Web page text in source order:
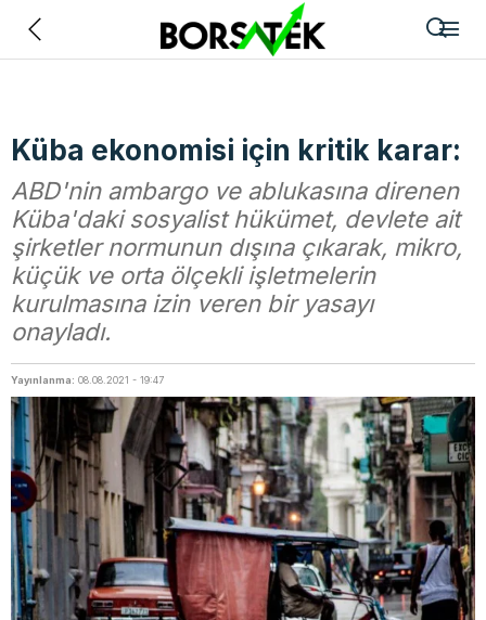
Küba ekonomisi için kritik karar:
ABD'nin ambargo ve ablukasına direnen
Küba'daki sosyalist hükümet, devlete ait
şirketler normunun dışına çıkarak, mikro,
küçük ve orta ölçekli işletmelerin
kurulmasına izin veren bir yasayı
onayladı.
Yayınlanma: 08.08.2021 - 19:47